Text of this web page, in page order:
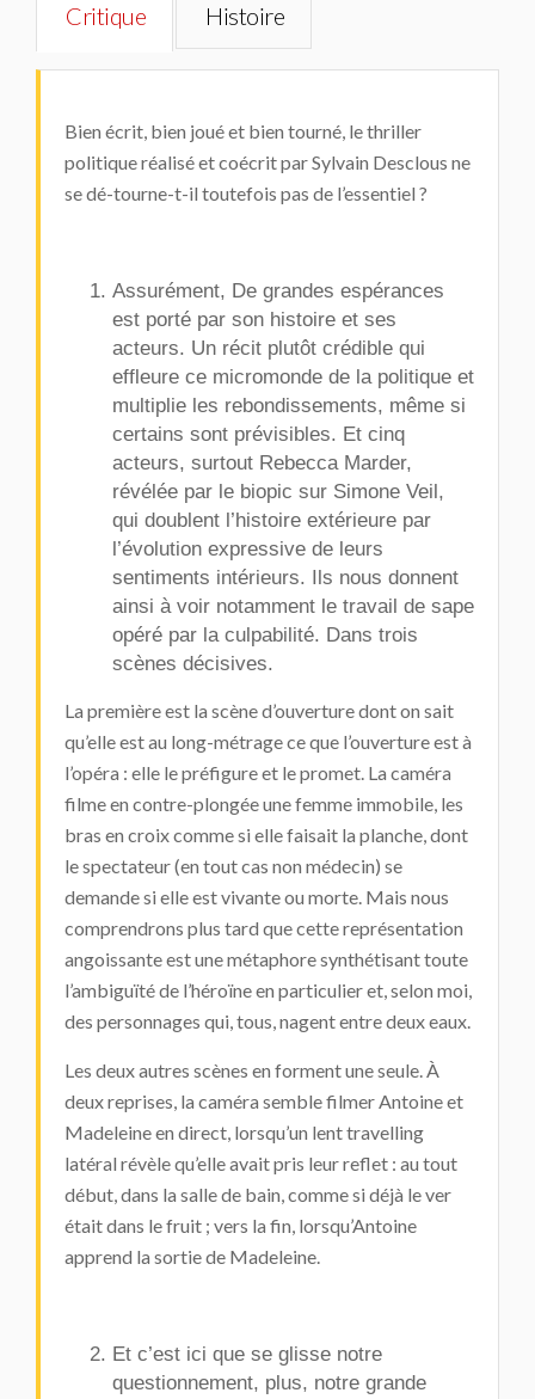
Critique Histoire
Bien écrit, bien joué et bien tourné, le thriller
politique réalisé et coécrit par Sylvain Desclous ne
se dé-tourne-t-il toutefois pas de l’essentiel ?
Assurément, De grandes espérances
est porté par son histoire et ses
acteurs. Un récit plutôt crédible qui
effleure ce micromonde de la politique et
multiplie les rebondissements, même si
certains sont prévisibles. Et cinq
acteurs, surtout Rebecca Marder,
révélée par le biopic sur Simone Veil,
qui doublent l’histoire extérieure par
l’évolution expressive de leurs
sentiments intérieurs. Ils nous donnent
ainsi à voir notamment le travail de sape
opéré par la culpabilité. Dans trois
scènes décisives.
La première est la scène d’ouverture dont on sait
qu’elle est au long-métrage ce que l’ouverture est à
l’opéra : elle le préfigure et le promet. La caméra
filme en contre-plongée une femme immobile, les
bras en croix comme si elle faisait la planche, dont
le spectateur (en tout cas non médecin) se
demande si elle est vivante ou morte. Mais nous
comprendrons plus tard que cette représentation
angoissante est une métaphore synthétisant toute
l’ambiguïté de l’héroïne en particulier et, selon moi,
des personnages qui, tous, nagent entre deux eaux.
Les deux autres scènes en forment une seule. À
deux reprises, la caméra semble filmer Antoine et
Madeleine en direct, lorsqu’un lent travelling
latéral révèle qu’elle avait pris leur reflet : au tout
début, dans la salle de bain, comme si déjà le ver
était dans le fruit ; vers la fin, lorsqu’Antoine
apprend la sortie de Madeleine.
Et c’est ici que se glisse notre
questionnement, plus, notre grande